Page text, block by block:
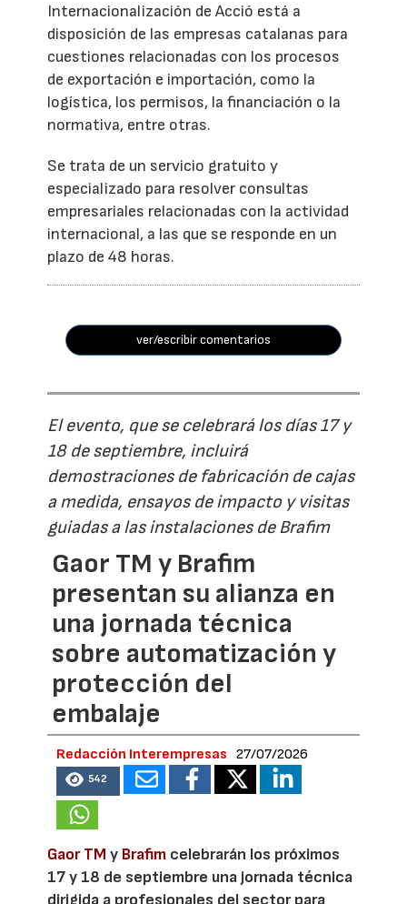
Internacionalización de Acció está a
disposición de las empresas catalanas para
cuestiones relacionadas con los procesos
de exportación e importación, como la
logística, los permisos, la financiación o la
normativa, entre otras.
Se trata de un servicio gratuito y
especializado para resolver consultas
empresariales relacionadas con la actividad
internacional, a las que se responde en un
plazo de 48 horas.
ver/escribir comentarios
El evento, que se celebrará los días 17 y
18 de septiembre, incluirá
demostraciones de fabricación de cajas
a medida, ensayos de impacto y visitas
guiadas a las instalaciones de Brafim
Gaor TM y Brafim
presentan su alianza en
una jornada técnica
sobre automatización y
protección del
embalaje
Redacción Interempresas 27/07/2026
542
Gaor TM y Brafim celebrarán los próximos
17 y 18 de septiembre una jornada técnica
dirigida a profesionales del sector para